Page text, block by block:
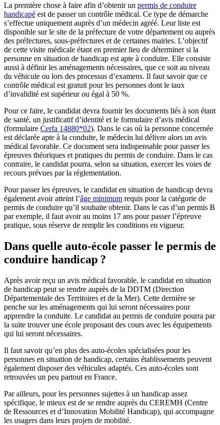
La première chose à faire afin d’obtenir un permis de conduire
handicapé est de passer un contrôle médical. Ce type de démarche
s’effectue uniquement auprès d’un médecin agréé. Leur liste est
disponible sur le site de la préfecture de votre département ou auprès
des préfectures, sous-préfectures et de certaines mairies. L’objectif
de cette visite médicale étant en premier lieu de déterminer si la
personne en situation de handicap est apte à conduire. Elle consiste
aussi à définir les aménagements nécessaires, que ce soit au niveau
du véhicule ou lors des processus d’examens. Il faut savoir que ce
contrôle médical est gratuit pour les personnes dont le taux
d’invalidité est supérieur ou égal à 50 %.
Pour ce faire, le candidat devra fournir les documents liés à son étant
de santé, un justificatif d’identité et le formulaire d’avis médical
(formulaire Cerfa 14880*02). Dans le cas où la personne concernée
est déclarée apte à la conduite, le médecin lui délivre alors un avis
médical favorable. Ce document sera indispensable pour passer les
épreuves théoriques et pratiques du permis de conduire. Dans le cas
contraire, le candidat pourra, selon sa situation, exercer les voies de
recours prévues par la réglementation.
Pour passer les épreuves, le candidat en situation de handicap devra
également avoir atteint l’âge minimum requis pour la catégorie de
permis de conduire qu’il souhaite obtenir. Dans le cas d’un permis B
par exemple, il faut avoir au moins 17 ans pour passer l’épreuve
pratique, sous réserve de remplir les conditions en vigueur.
Dans quelle auto-école passer le permis de
conduire handicap ?
Après avoir reçu un avis médical favorable, le candidat en situation
de handicap peut se rendre auprès de la DDTM (Direction
Départementale des Territoires et de la Mer). Cette dernière se
penche sur les aménagements qui lui seront nécessaires pour
apprendre la conduite. Le candidat au permis de conduire pourra par
la suite trouver une école proposant des cours avec les équipements
qui lui seront nécessaires.
Il faut savoir qu’en plus des auto-écoles spécialisées pour les
personnes en situation de handicap, certains établissements peuvent
également disposer des véhicules adaptés. Ces auto-écoles sont
retrouvées un peu partout en France.
Par ailleurs, pour les personnes sujettes à un handicap assez
spécifique, le mieux est de se rendre auprès du CEREMH (Centre
de Ressources et d’Innovation Mobilité Handicap), qui accompagne
les usagers dans leurs projets de mobilité.